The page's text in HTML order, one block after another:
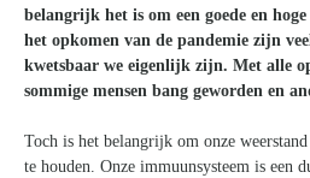
belangrijk het is om een goede en
het opkomen van de pandemie zijn
kwetsbaar we eigenlijk zijn. Met alle
sommige mensen bang geworden en
Toch is het belangrijk om onze
te houden. Onze immuunsysteem is een